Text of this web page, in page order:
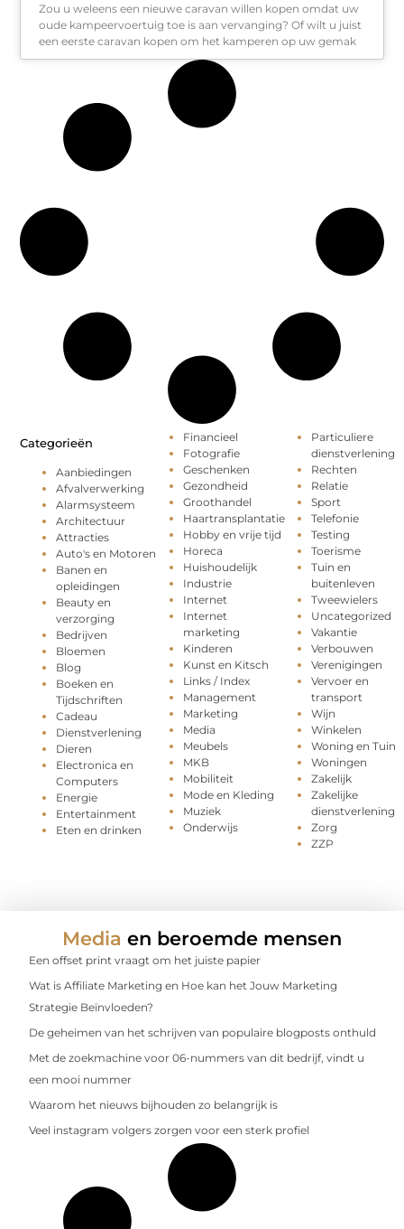
Zou u weleens een nieuwe caravan willen kopen omdat uw
oude kampeervoertuig toe is aan vervanging? Of wilt u juist
een eerste caravan kopen om het kamperen op uw gemak
Categorieën
Aanbiedingen
Afvalverwerking
Alarmsysteem
Architectuur
Attracties
Auto's en Motoren
Banen en
opleidingen
Beauty en
verzorging
Bedrijven
Bloemen
Blog
Boeken en
Tijdschriften
Cadeau
Dienstverlening
Dieren
Electronica en
Computers
Energie
Entertainment
Eten en drinken
Financieel
Fotografie
Geschenken
Gezondheid
Groothandel
Haartransplantatie
Hobby en vrije tijd
Horeca
Huishoudelijk
Industrie
Internet
Internet
marketing
Kinderen
Kunst en Kitsch
Links / Index
Management
Marketing
Media
Meubels
MKB
Mobiliteit
Mode en Kleding
Muziek
Onderwijs
Particuliere
dienstverlening
Rechten
Relatie
Sport
Telefonie
Testing
Toerisme
Tuin en
buitenleven
Tweewielers
Uncategorized
Vakantie
Verbouwen
Verenigingen
Vervoer en
transport
Wijn
Winkelen
Woning en Tuin
Woningen
Zakelijk
Zakelijke
dienstverlening
Zorg
ZZP
Media en beroemde mensen
Een offset print vraagt om het juiste papier
Wat is Affiliate Marketing en Hoe kan het Jouw Marketing
Strategie Beïnvloeden?
De geheimen van het schrijven van populaire blogposts onthuld
Met de zoekmachine voor 06-nummers van dit bedrijf, vindt u
een mooi nummer
Waarom het nieuws bijhouden zo belangrijk is
Veel instagram volgers zorgen voor een sterk profiel